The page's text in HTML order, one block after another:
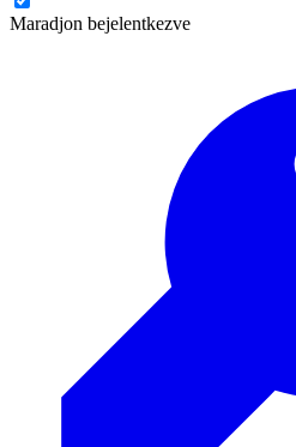
Maradjon bejelentkezve